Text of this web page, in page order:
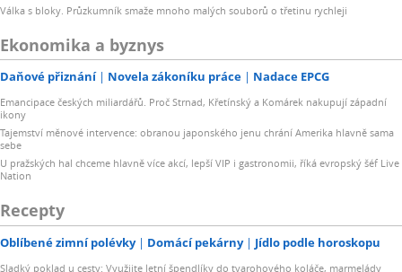
Válka s bloky. Průzkumník smaže mnoho malých souborů o třetinu rychleji
Ekonomika a byznys
Daňové přiznání Novela zákoníku práce Nadace EPCG
Emancipace českých miliardářů. Proč Strnad, Křetínský a Komárek nakupují západní
ikony
Tajemství měnové intervence: obranou japonského jenu chrání Amerika hlavně sama
sebe
U pražských hal chceme hlavně více akcí, lepší VIP i gastronomii, říká evropský šéf Live
Nation
Recepty
Oblíbené zimní polévky Domácí pekárny Jídlo podle horoskopu
Sladký poklad u cesty: Využijte letní špendlíky do tvarohového koláče, marmelády